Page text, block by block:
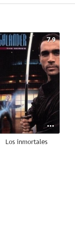
7.9
Los inmortales